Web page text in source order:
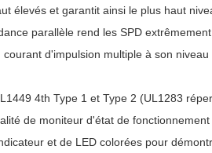
élevés et garantit ainsi le plus haut
parallèle rend les SPD
d'impulsion multiple à son
4th Type 1 et Type 2 (UL1283
de moniteur d'état de
et de LED colorées pour